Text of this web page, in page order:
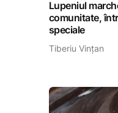
Lupeniul
comunitate,
speciale
Tiberiu Vințan